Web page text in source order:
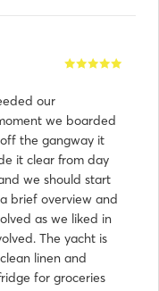
our
we boarded
the gangway it
it clear from day
we should start
brief overview and
as we liked in
The yacht is
linen and
for groceries